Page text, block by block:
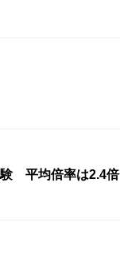
平均倍率は2.4倍